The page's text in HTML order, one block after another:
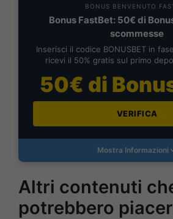
BONUS BENVENUTO
Bonus FastBet: 50€ di
scommesse
Inserisci il codice BONUSBET in
ricevi il 50% gratis sul primo
50€ di
VERIFICA
Mostra Informazioni
Altri contenuti
potrebbero